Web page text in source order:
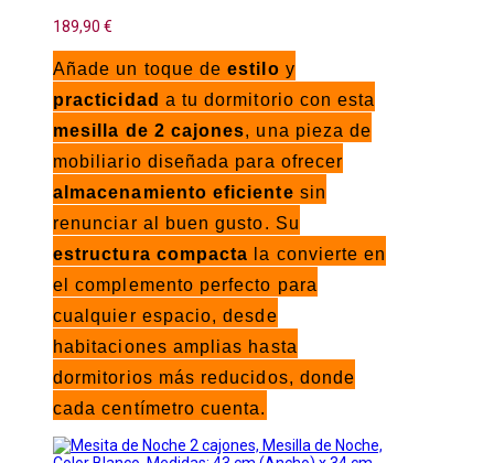
189,90 €
Añade un toque deestilo y
practicidad a tu dormitorio con esta
mesilla de 2 cajones, una pieza de
mobiliario diseñada para ofrecer
almacenamiento eficiente sin
renunciar al buen gusto. Su
estructura compacta la convierte en
el complemento perfecto para
cualquier espacio, desde
habitaciones amplias hasta
dormitorios más reducidos, donde
cada centímetro cuenta.